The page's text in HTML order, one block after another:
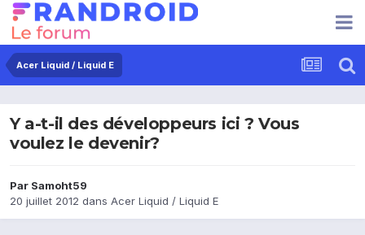
Acer Liquid / Liquid E
Y a-t-il des développeurs ici ? Vous
voulez le devenir?
Par Samoht59
20 juillet 2012 dans Acer Liquid / Liquid E